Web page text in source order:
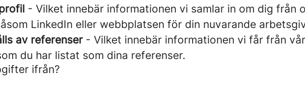
- Vilket innebär informationen vi samlar in om dig från
LinkedIn eller webbplatsen för din nuvarande
av referenser- Vilket innebär informationen vi får från
du har listat som dina referenser.
ifrån?